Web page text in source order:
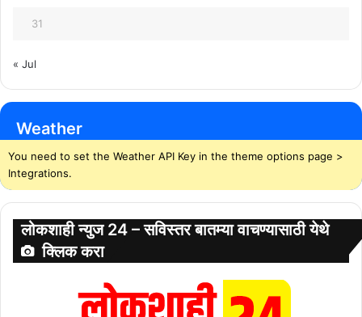
31
« Jul
Weather
You need to set the Weather API Key in the theme options page >
Integrations.
लोकशाही न्युज 24 – सविस्तर बातम्या वाचण्यासाठी येथे
क्लिक करा